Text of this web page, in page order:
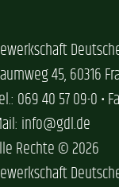
45, 60316
069 40 57 09-0 •
info@gdl.de
Rechte © 2026